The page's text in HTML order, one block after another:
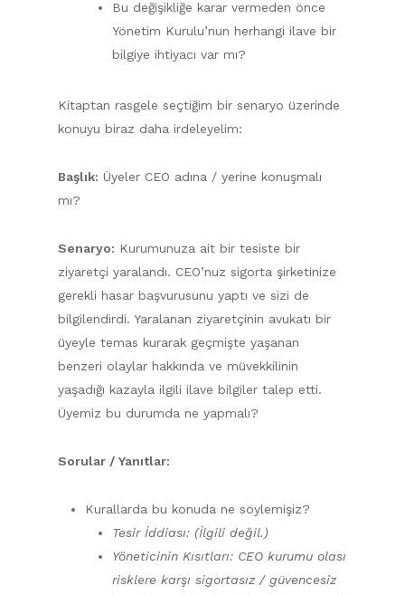
Bu değişikliğe karar vermeden önce
Yönetim Kurulu’nun herhangi ilave bir
bilgiye ihtiyacı var mı?
Kitaptan rasgele seçtiğim bir senaryo üzerinde
konuyu biraz daha irdeleyelim:
Başlık: Üyeler CEO adına / yerine konuşmalı
mı?
Senaryo: Kurumunuza ait bir tesiste bir
ziyaretçi yaralandı. CEO’nuz sigorta şirketinize
gerekli hasar başvurusunu yaptı ve sizi de
bilgilendirdi. Yaralanan ziyaretçinin avukatı bir
üyeyle temas kurarak geçmişte yaşanan
benzeri olaylar hakkında ve müvekkilinin
yaşadığı kazayla ilgili ilave bilgiler talep etti.
Üyemiz bu durumda ne yapmalı?
Sorular / Yanıtlar:
Kurallarda bu konuda ne söylemişiz?
Tesir İddiası: (İlgili değil.)
Yöneticinin Kısıtları: CEO kurumu olası
risklere karşı sigortasız / güvencesiz